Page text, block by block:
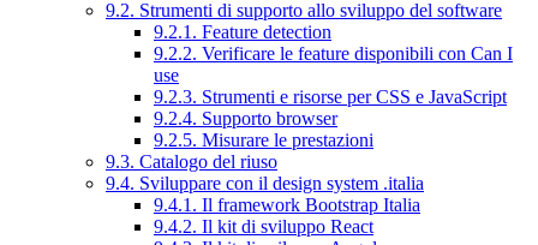
9.2. Strumenti di supporto allo sviluppo del software
9.2.1. Feature detection
9.2.2. Verificare le feature disponibili con Can I
use
9.2.3. Strumenti e risorse per CSS e JavaScript
9.2.4. Supporto browser
9.2.5. Misurare le prestazioni
9.3. Catalogo del riuso
9.4. Sviluppare con il design system .italia
9.4.1. Il framework Bootstrap Italia
9.4.2. Il kit di sviluppo React